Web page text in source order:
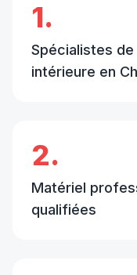
1.
Spécialistes
intérieure en
2.
Matériel
qualifiées